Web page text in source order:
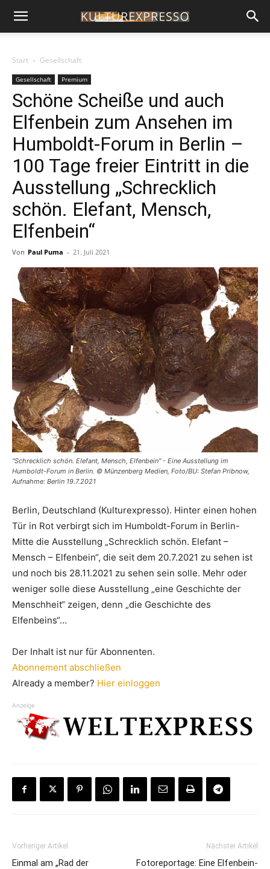
Start Gesellschaft
Gesellschaft Premium
Schöne Scheiße und auch
Elfenbein zum Ansehen im
Humboldt-Forum in Berlin –
100 Tage freier Eintritt in die
Ausstellung „Schrecklich
schön. Elefant, Mensch,
Elfenbein“
Von Paul Puma - 21. Juli 2021
"Schrecklich schön. Elefant, Mensch, Elfenbein" - Eine Ausstellung im
Humboldt-Forum in Berlin. © Münzenberg Medien, Foto/BU: Stefan Pribnow,
Aufnahme: Berlin 19.7.2021
Berlin, Deutschland (Kulturexpresso). Hinter einen hohen
Tür in Rot verbirgt sich im Humboldt-Forum in Berlin-
Mitte die Ausstellung „Schrecklich schön. Elefant –
Mensch – Elfenbein“, die seit dem 20.7.2021 zu sehen ist
und noch bis 28.11.2021 zu sehen sein solle. Mehr oder
weniger solle diese Ausstellung „eine Geschichte der
Menschheit“ zeigen, denn „die Geschichte des
Elfenbeins“…
Der Inhalt ist nur für Abonnenten.
Abonnement abschließen
Already a member? Hier einloggen
Anzeige
Vorheriger Artikel
Einmal am „Rad der
Nächster Artikel
Fotoreportage: Eine Elfenbein-